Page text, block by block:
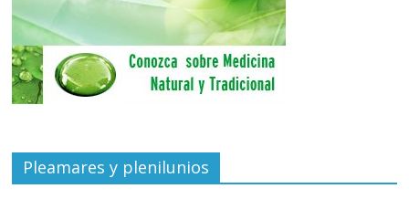
Pleamares y plenilunios